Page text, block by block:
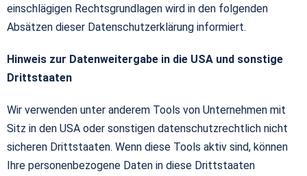
einschlägigen Rechtsgrundlagen wird in den folgenden
Absätzen dieser Datenschutzerklärung informiert.
Hinweis zur Datenweitergabe in die USA und sonstige
Drittstaaten
Wir verwenden unter anderem Tools von Unternehmen mit
Sitz in den USA oder sonstigen datenschutzrechtlich nicht
sicheren Drittstaaten. Wenn diese Tools aktiv sind, können
Ihre personenbezogene Daten in diese Drittstaaten